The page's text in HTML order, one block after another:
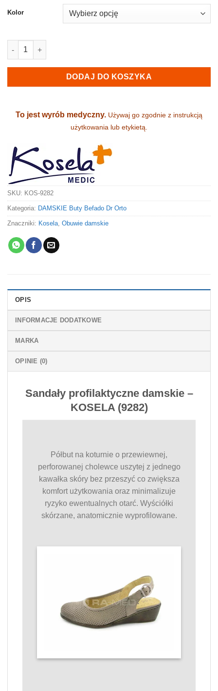
Kolor
ilość Sandały profilaktyczne damskie - KOSELA (9282)
DODAJ DO KOSZYKA
To jest wyrób medyczny. Używaj go zgodnie z instrukcją
użytkowania lub etykietą.
SKU: KOS-9282
Kategoria: DAMSKIE Buty Befado Dr Orto
Znaczniki: Kosela Obuwie damskie
OPIS
INFORMACJE DODATKOWE
MARKA
OPINIE (0)
Sandały profilaktyczne damskie –
KOSELA (9282)
Półbut na koturnie o przewiewnej,
perforowanej cholewce uszytej z jednego
kawałka skóry bez przeszyć co zwiększa
komfort użytkowania oraz minimalizuje
ryzyko ewentualnych otarć. Wyściółki
skórzane, anatomicznie wyprofilowane.